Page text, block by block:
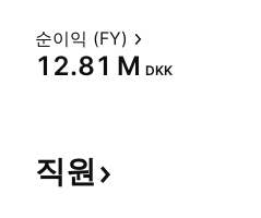
순이익 (FY)
‪12.81 M‬ DKK
직원